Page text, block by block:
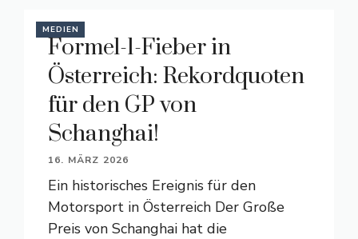
MEDIEN
Formel-1-Fieber in
Österreich: Rekordquoten
für den GP von
Schanghai!
16. MÄRZ 2026
Ein historisches Ereignis für den
Motorsport in Österreich Der Große
Preis von Schanghai hat die